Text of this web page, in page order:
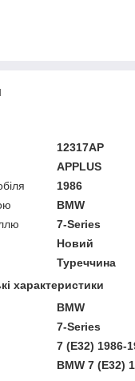
12317AP
APPLUS
1986
BMW
7-Series
Новий
Туреччина
характеристики
BMW
7-Series
7 (E32) 1986-
BMW 7 (E32)